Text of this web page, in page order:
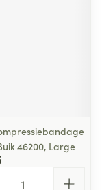
46200, Large